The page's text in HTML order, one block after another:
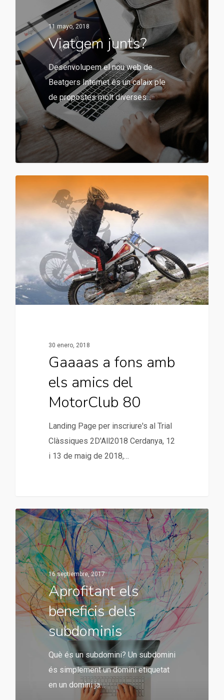
11 mayo, 2018
Viatgem junts?
Desenvolupem el nou web de
Beatgers Internet és un calaix ple
de propostes molt diverses…
30 enero, 2018
Gaaaas a fons amb
els amics del
MotorClub 80
Landing Page per inscriure's al Trial
Clàssiques 2D'All2018 Cerdanya, 12
i 13 de maig de 2018,…
16 septiembre, 2017
Aprofitant els
beneficis dels
subdominis
Què és un subdomini? Un subdomini
és simplement un domini etiquetat
en un domini ja…